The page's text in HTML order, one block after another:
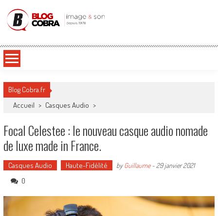
Blog Cobra
Blog Cobra.fr
Accueil > Casques Audio >
Focal Celestee : le nouveau casque audio nomade
de luxe made in France.
Casques Audio Haute-Fidélité byGuillaume- 29 janvier 2021
0